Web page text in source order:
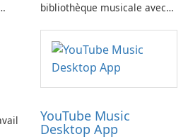
bibliothèque musicale avec
YouTube Music
Desktop App